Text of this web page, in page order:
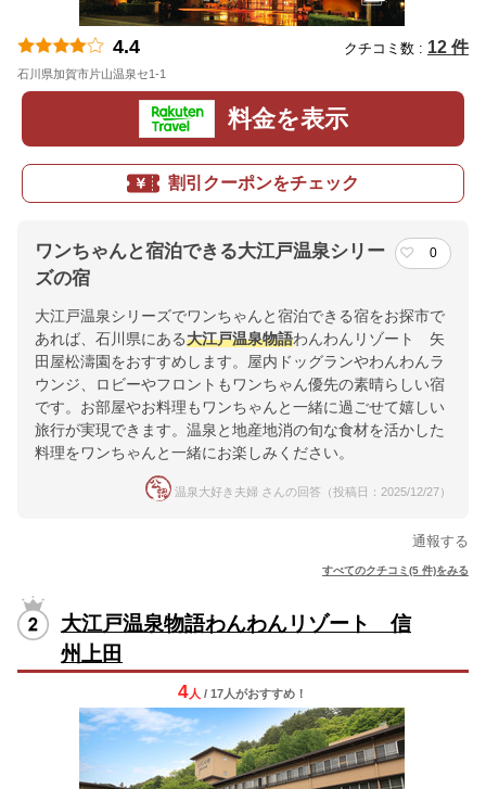
4.4 クチコミ数 : 12 件
石川県加賀市片山温泉セ1-1
料金を表示
割引クーポンをチェック
ワンちゃんと宿泊できる大江戸温泉シリー
ズの宿
0
大江戸温泉シリーズでワンちゃんと宿泊できる宿をお探市で
あれば、石川県にある大江戸温泉物語わんわんリゾート 矢
田屋松濤園をおすすめします。屋内ドッグランやわんわんラ
ウンジ、ロビーやフロントもワンちゃん優先の素晴らしい宿
です。お部屋やお料理もワンちゃんと一緒に過ごせて嬉しい
旅行が実現できます。温泉と地産地消の旬な食材を活かした
料理をワンちゃんと一緒にお楽しみください。
温泉大好き夫婦 さんの回答（投稿日：2025/12/27）
通報する
すべてのクチコミ(5 件)をみる
大江戸温泉物語わんわんリゾート 信
州上田
4人 / 17人がおすすめ！